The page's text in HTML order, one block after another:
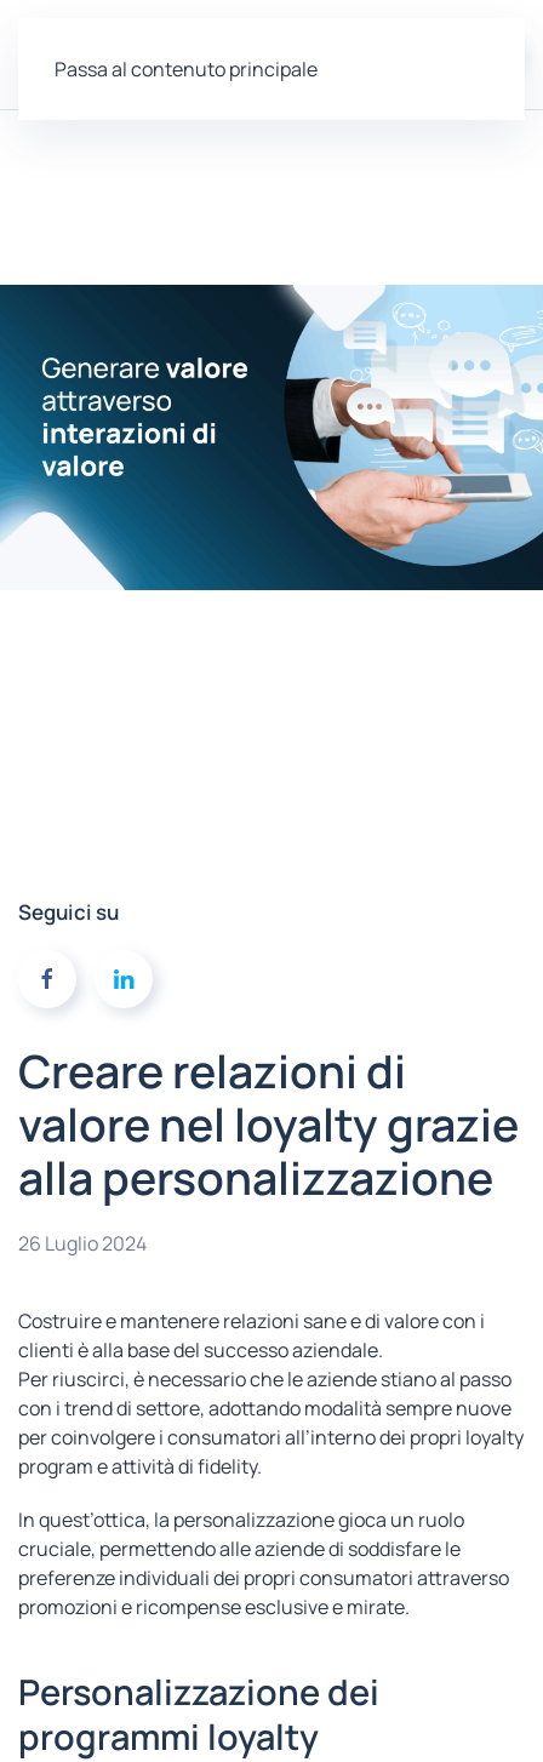
Passa al contenuto principale
Seguici su
Creare relazioni di
valore nel loyalty grazie
alla personalizzazione
26 Luglio 2024
Costruire e mantenere relazioni sane e di valore con i
clienti è alla base del successo aziendale.
Per riuscirci, è necessario che le aziende stiano al passo
con i trend di settore, adottando modalità sempre nuove
per coinvolgere i consumatori all’interno dei propri loyalty
program e attività di fidelity.
In quest’ottica, la personalizzazione gioca un ruolo
cruciale, permettendo alle aziende di soddisfare le
preferenze individuali dei propri consumatori attraverso
promozioni e ricompense esclusive e mirate.
Personalizzazione dei
programmi loyalty